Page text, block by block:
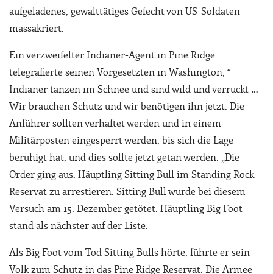
aufgeladenes, gewalttätiges Gefecht von US-Soldaten
massakriert.
Ein verzweifelter Indianer-Agent in Pine Ridge
telegrafierte seinen Vorgesetzten in Washington, “
Indianer tanzen im Schnee und sind wild und verrückt …
Wir brauchen Schutz und wir benötigen ihn jetzt. Die
Anführer sollten verhaftet werden und in einem
Militärposten eingesperrt werden, bis sich die Lage
beruhigt hat, und dies sollte jetzt getan werden. „Die
Order ging aus, Häuptling Sitting Bull im Standing Rock
Reservat zu arrestieren. Sitting Bull wurde bei diesem
Versuch am 15. Dezember getötet. Häuptling Big Foot
stand als nächster auf der Liste.
Als Big Foot vom Tod Sitting Bulls hörte, führte er sein
Volk zum Schutz in das Pine Ridge Reservat. Die Armee